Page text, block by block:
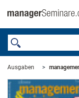
Ausgaben